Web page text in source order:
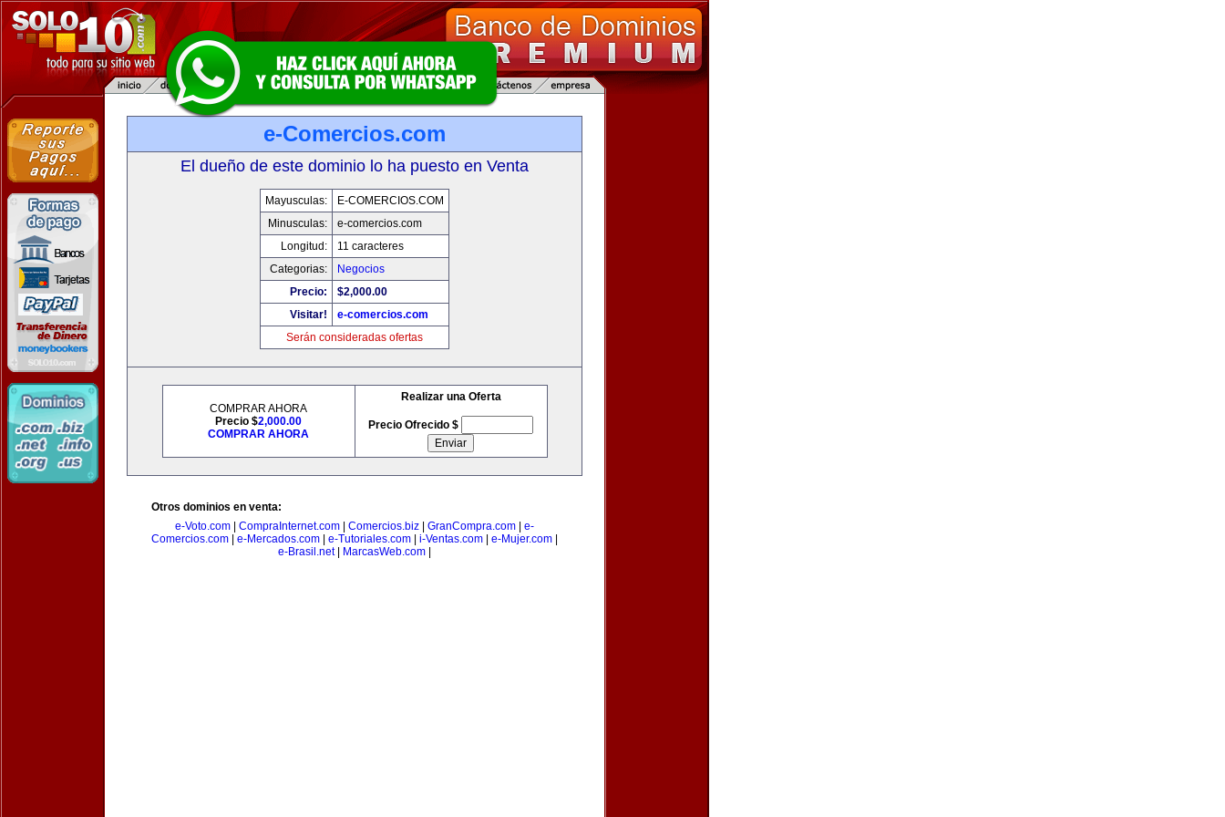
e-Comercios.com
El dueño de este dominio lo ha puesto en Venta
Mayusculas:
E-COMERCIOS.COM
Minusculas:
e-comercios.com
Longitud:
11 caracteres
Categorias:
Negocios
Precio:
$2,000.00
Visitar!
e-comercios.com
Serán consideradas ofertas
COMPRAR AHORA
Precio $2,000.00
COMPRAR AHORA
Realizar una Oferta
Precio Ofrecido $
Otros dominios en venta:
e-Voto.com
CompraInternet.com Comercios.biz GranCompra.com
e-
Comercios.com
e-Mercados.com e-Tutoriales.com i-Ventas.com e-Mujer.com
e-Brasil.net| MarcasWeb.com